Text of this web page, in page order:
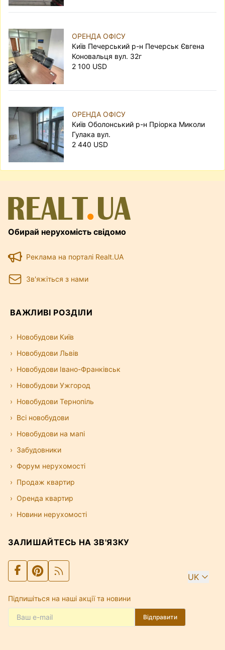
ОРЕНДА ОФІСУ
Київ Печерський р-н Печерськ Євгена
Коновальця вул. 32г
2 100 USD
ОРЕНДА ОФІСУ
Київ Оболонський р-н Пріорка Миколи
Гулака вул.
2 440 USD
Обирай нерухомість свідомо
Реклама на порталі Realt.UA
Зв'яжіться з нами
ВАЖЛИВІ РОЗДІЛИ
Новобудови Київ
Новобудови Львів
Новобудови Івано-Франківськ
Новобудови Ужгород
Новобудови Тернопіль
Всі новобудови
Новобудови на мапі
Забудовники
Форум нерухомості
Продаж квартир
Оренда квартир
Новини нерухомості
ЗАЛИШАЙТЕСЬ НА ЗВ'ЯЗКУ
UK
Підпишіться на наші акції та новини
Відправити